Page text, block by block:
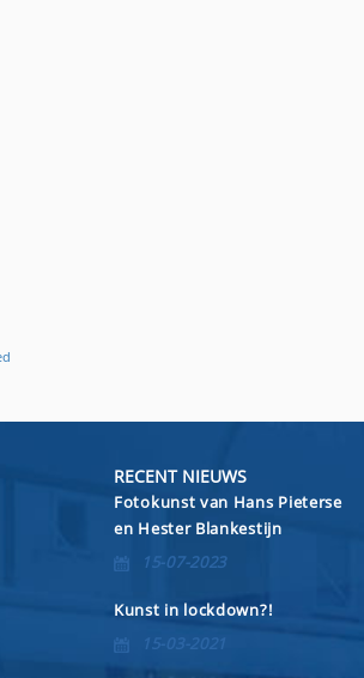
RECENT NIEUWS
Fotokunst van Hans Pieterse
en Hester Blankestijn
15-07-2023
Kunst in lockdown?!
15-03-2021